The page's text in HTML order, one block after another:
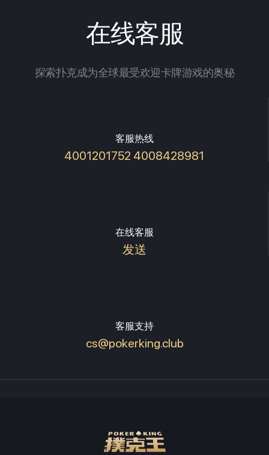
在线客服
探索扑克成为全球最受欢迎卡牌游戏的奥秘
客服热线
4001201752 4008428981
在线客服
发送
客服支持
cs@pokerking.club